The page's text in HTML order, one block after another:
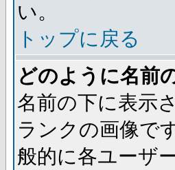
い。
トップに戻る
どのように名前
名前の下に表示
ランクの画像で
般的に各ユーザ